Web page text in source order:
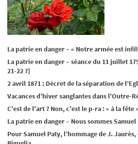
La patrie en danger – « Notre armée est
La patrie en danger – séance du 11 juillet
21-22 ?]
2 avril 1871 : Décret de la séparation de
Vacances d’hiver sanglantes dans l’Outre-
C’est de l’art ? Non, c’est le p-ra : « à la fête
La patrie en danger – Nous sommes Samuel
Pour Samuel Paty, l’hommage de J.